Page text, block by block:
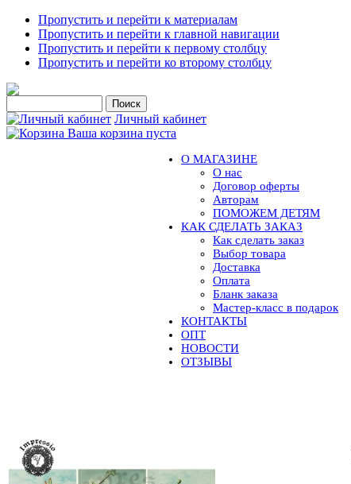
Пропустить и перейти к материалам
Пропустить и перейти к главной навигации
Пропустить и перейти к первому столбцу
Пропустить и перейти ко второму столбцу
Личный кабинет
Ваша корзина пуста
О МАГАЗИНЕ
О нас
Договор оферты
Авторам
ПОМОЖЕМ ДЕТЯМ
КАК СДЕЛАТЬ ЗАКАЗ
Как сделать заказ
Выбор товара
Доставка
Оплата
Бланк заказа
Мастер-класс в подарок
КОНТАКТЫ
ОПТ
НОВОСТИ
ОТЗЫВЫ